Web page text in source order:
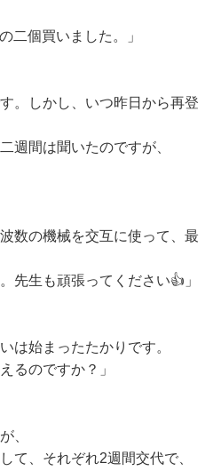
二個買いました。」
。しかし、いつ昨日から再登
週間は聞いたのですが、
数の機械を交互に使って、最
先生も頑張ってください👍」
は始まったたかりです。
るのですか？」
、
て、それぞれ2週間交代で、